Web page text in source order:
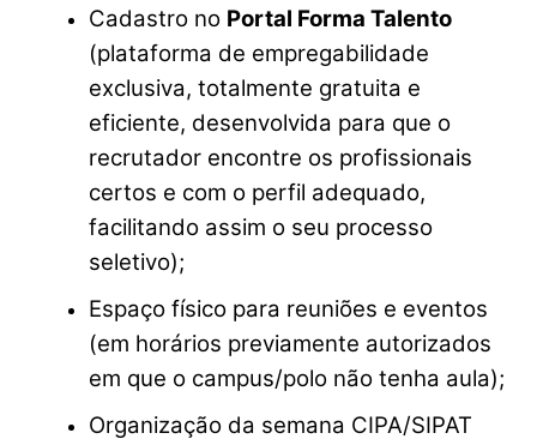
️Cadastro no Portal Forma Talento
(plataforma de empregabilidade
exclusiva, totalmente gratuita e
eficiente, desenvolvida para que o
recrutador encontre os profissionais
certos e com o perfil adequado,
facilitando assim o seu processo
seletivo);
️Espaço físico para reuniões e eventos
(em horários previamente autorizados
em que o campus/polo não tenha aula);
️Organização da semana CIPA/SIPAT